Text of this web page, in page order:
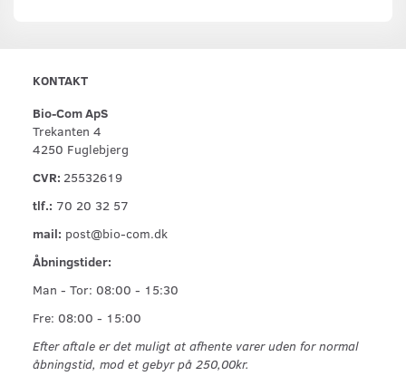
KONTAKT
Bio-Com ApS
Trekanten 4
4250 Fuglebjerg
CVR: 25532619
tlf.: 70 20 32 57
mail: post@bio-com.dk
Åbningstider:
Man - Tor: 08:00 - 15:30
Fre: 08:00 - 15:00
Efter aftale er det muligt at afhente varer uden for normal
åbningstid, mod et gebyr på 250,00kr.